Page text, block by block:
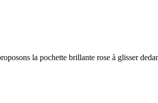
la pochette brillante rose à glisser